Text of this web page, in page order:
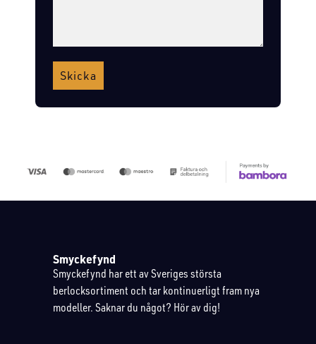
Skicka
Smyckefynd
Smyckefynd har ett av Sveriges största
berlocksortiment och tar kontinuerligt fram nya
modeller. Saknar du något? Hör av dig!